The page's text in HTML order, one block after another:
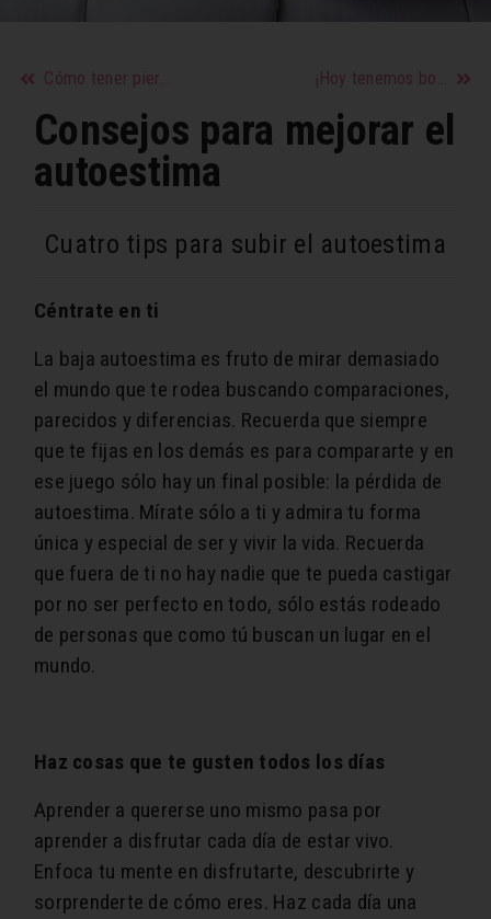
Cómo tener piernas más bonitas con ejercicio ¡Hoy tenemos bocaditos de nueces y chocolate blanco con frutos negros sin gluten!
Consejos para mejorar el
autoestima
Cuatro tips para subir el autoestima
Céntrate en ti
La baja autoestima es fruto de mirar demasiado
el mundo que te rodea buscando comparaciones,
parecidos y diferencias. Recuerda que siempre
que te fijas en los demás es para compararte y en
ese juego sólo hay un final posible: la pérdida de
autoestima. Mírate sólo a ti y admira tu forma
única y especial de ser y vivir la vida. Recuerda
que fuera de ti no hay nadie que te pueda castigar
por no ser perfecto en todo, sólo estás rodeado
de personas que como tú buscan un lugar en el
mundo.
Haz cosas que te gusten todos los días
Aprender a quererse uno mismo pasa por
aprender a disfrutar cada día de estar vivo.
Enfoca tu mente en disfrutarte, descubrirte y
sorprenderte de cómo eres. Haz cada día una